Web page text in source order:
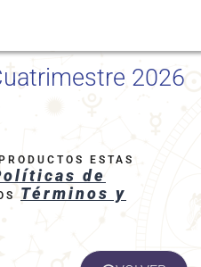
2026
ESTAS
de
Términos y